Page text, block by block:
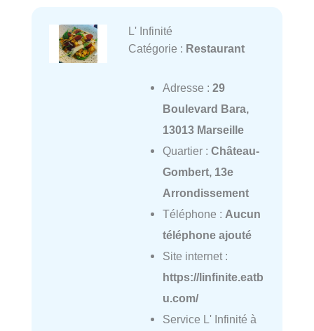
L' Infinité
Catégorie : Restaurant
Adresse : 29
Boulevard Bara,
13013 Marseille
Quartier : Château-
Gombert, 13e
Arrondissement
Téléphone : Aucun
téléphone ajouté
Site internet :
https://linfinite.eatb
u.com/
Service L' Infinité à